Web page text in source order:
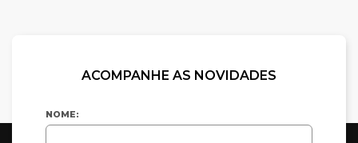
ACOMPANHE AS NOVIDADES
NOME: